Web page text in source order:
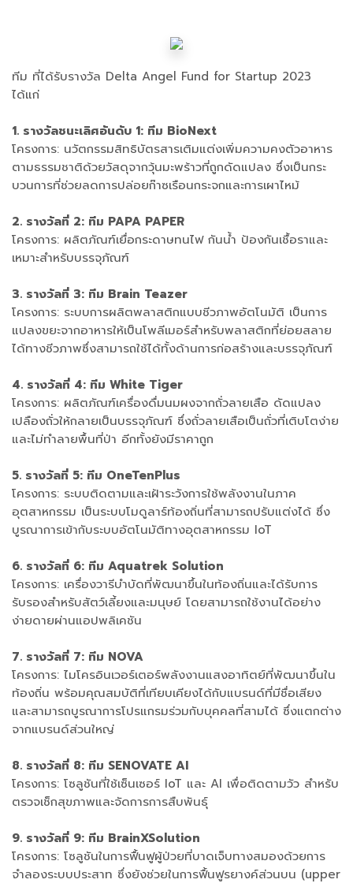
ทีม ที่ได้รับรางวัล Delta Angel Fund for Startup 2023
ได้แก่
1. รางวัลชนะเลิศอันดับ 1: ทีม BioNext
โครงการ: นวัตกรรมสิทธิบัตรสารเติมแต่งเพิ่มความคงตัวอาหาร
ตามธรรมชาติด้วยวัสดุจากวุ้นมะพร้าวที่ถูกดัดแปลง ซึ่งเป็นกระ
บวนการที่ช่วยลดการปล่อยก๊าซเรือนกระจกและการเผาไหม้
2. รางวัลที่ 2: ทีม PAPA PAPER
โครงการ: ผลิตภัณฑ์เยื่อกระดาษทนไฟ กันน้ำ ป้องกันเชื้อราและ
เหมาะสำหรับบรรจุภัณฑ์
3. รางวัลที่ 3: ทีม Brain Teazer
โครงการ: ระบบการผลิตพลาสติกแบบชีวภาพอัตโนมัติ เป็นการ
แปลงขยะจากอาหารให้เป็นโพลีเมอร์สำหรับพลาสติกที่ย่อยสลาย
ได้ทางชีวภาพซึ่งสามารถใช้ได้ทั้งด้านการก่อสร้างและบรรจุภัณฑ์
4. รางวัลที่ 4: ทีม White Tiger
โครงการ: ผลิตภัณฑ์เครื่องดื่มนมผงจากถั่วลายเสือ ดัดแปลง
เปลืองถั่วให้กลายเป็นบรรจุภัณฑ์ ซึ่งถั่วลายเสือเป็นถั่วที่เติบโตง่าย
และไม่ทำลายพื้นที่ป่า อีกทั้งยังมีราคาถูก
5. รางวัลที่ 5: ทีม OneTenPlus
โครงการ: ระบบติดตามและเฝ้าระวังการใช้พลังงานในภาค
อุตสาหกรรม เป็นระบบโมดูลาร์ท้องถิ่นที่สามารถปรับแต่งได้ ซึ่ง
บูรณาการเข้ากับระบบอัตโนมัติทางอุตสาหกรรม IoT
6. รางวัลที่ 6: ทีม Aquatrek Solution
โครงการ: เครื่องวารีบำบัดที่พัฒนาขึ้นในท้องถิ่นและได้รับการ
รับรองสำหรับสัตว์เลี้ยงและมนุษย์ โดยสามารถใช้งานได้อย่าง
ง่ายดายผ่านแอปพลิเคชัน
7. รางวัลที่ 7: ทีม NOVA
โครงการ: ไมโครอินเวอร์เตอร์พลังงานแสงอาทิตย์ที่พัฒนาขึ้นใน
ท้องถิ่น พร้อมคุณสมบัติที่เทียบเคียงได้กับแบรนด์ที่มีชื่อเสียง
และสามารถบูรณาการโปรแกรมร่วมกับบุคคลที่สามได้ ซึ่งแตกต่าง
จากแบรนด์ส่วนใหญ่
8. รางวัลที่ 8: ทีม SENOVATE AI
โครงการ: โซลูชันที่ใช้เซ็นเซอร์ IoT และ AI เพื่อติดตามวัว สำหรับ
ตรวจเช็กสุขภาพและจัดการการสืบพันธุ์
9. รางวัลที่ 9: ทีม BrainXSolution
โครงการ: โซลูชันในการฟื้นฟูผู้ป่วยที่บาดเจ็บทางสมองด้วยการ
จำลองระบบประสาท ซึ่งยังช่วยในการฟื้นฟูรยางค์ส่วนบน (upper